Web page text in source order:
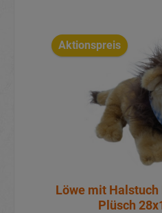
Aktionspreis
Löwe mit
Plüsch